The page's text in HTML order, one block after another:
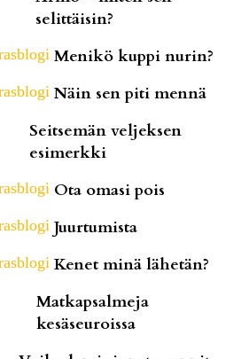
selittäisin?
Menikö kuppi nurin?
Näin sen piti mennä
Seitsemän veljeksen
esimerkki
Ota omasi pois
Juurtumista
Kenet minä lähetän?
Matkapsalmeja
kesäseuroissa